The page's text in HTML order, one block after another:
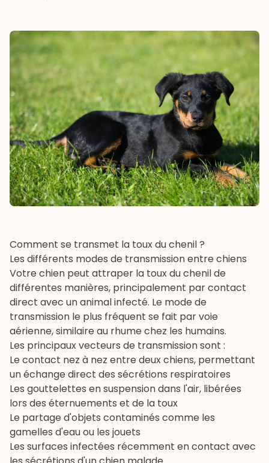
Comment se transmet la toux du chenil ?
Les différents modes de transmission entre chiens
Votre chien peut attraper la toux du chenil de
différentes manières, principalement par contact
direct avec un animal infecté. Le mode de
transmission le plus fréquent se fait par voie
aérienne, similaire au rhume chez les humains.
Les principaux vecteurs de transmission sont :
Le contact nez à nez entre deux chiens, permettant
un échange direct des sécrétions respiratoires
Les gouttelettes en suspension dans l'air, libérées
lors des éternuements et de la toux
Le partage d'objets contaminés comme les
gamelles d'eau ou les jouets
Les surfaces infectées récemment en contact avec